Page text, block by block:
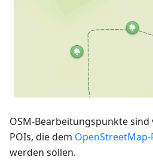
OSM-Bearbeitungspunkte
POIs, die dem
werden sollen.